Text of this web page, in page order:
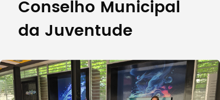
Filtros
Conselho Municipal
da Juventude